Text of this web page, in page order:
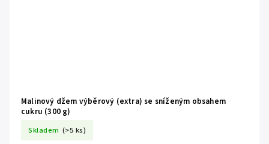
Malinový džem výběrový (extra) se sníženým obsahem
cukru (300 g)
Skladem (>5 ks)